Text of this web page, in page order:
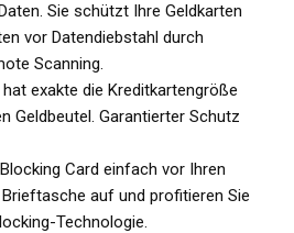
Sie schützt Ihre Geldkarten
vor Datendiebstahl durch
Scanning.
hat exakte die Kreditkartengröße
Geldbeutel. Garantierter Schutz
Card einfach vor Ihren
auf und profitieren Sie
Technologie.